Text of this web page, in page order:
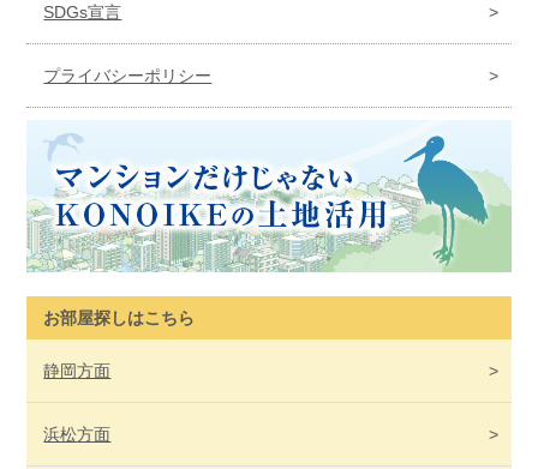
SDGs宣言
プライバシーポリシー
お部屋探しはこちら
静岡方面
浜松方面